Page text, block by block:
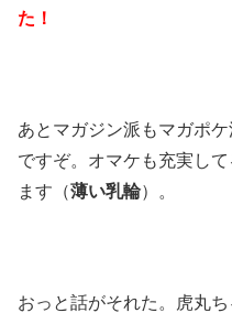
た！
あとマガジン派もマガポ
ですぞ。オマケも充実し
ます（薄い乳輪）。
おっと話がそれた。虎丸